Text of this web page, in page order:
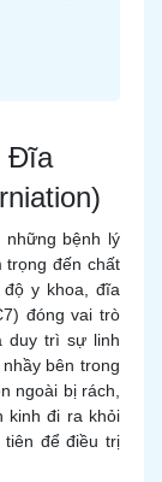
Đĩa
những bệnh lý
trọng đến chất
y khoa, đĩa
đóng vai trò
duy trì sự linh
bên trong
ngoài bị rách,
kinh đi ra khỏi
để điều trị